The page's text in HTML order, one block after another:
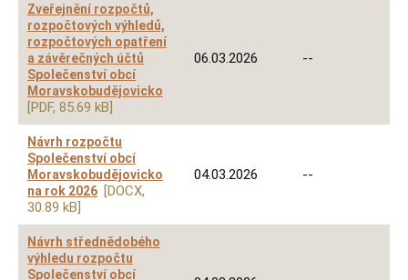
Zveřejnění rozpočtů,
rozpočtových výhledů,
rozpočtových opatření
a závěrečných účtů
Společenství obcí
Moravskobudějovicko
[PDF, 85.69 kB]
06.03.2026 --
Návrh rozpočtu
Společenství obcí
Moravskobudějovicko
na rok 2026 [DOCX,
30.89 kB]
04.03.2026 --
Návrh střednědobého
výhledu rozpočtu
Společenství obcí